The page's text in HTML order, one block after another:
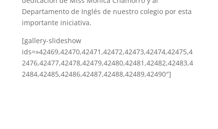
Departamento de Inglés de nuestro colegio por esta
importante iniciativa.
[gallery-slideshow
ids=»42469,42470,42471,42472,42473,42474,42475,4
2476,42477,42478,42479,42480,42481,42482,42483,4
2484,42485,42486,42487,42488,42489,42490″]